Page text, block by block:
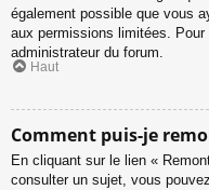
également possible que vous
aux permissions limitées.
administrateur du forum.
Haut
Comment puis-je
En cliquant sur le lien «
consulter un sujet, vous